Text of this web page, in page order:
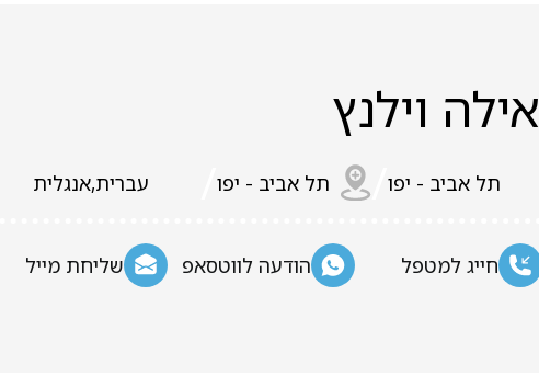
אילה וילנץ
תל אביב - יפו תל אביב - יפו עברית,אנגלית
חייג למטפל הודעה לווטסאפ שליחת מייל